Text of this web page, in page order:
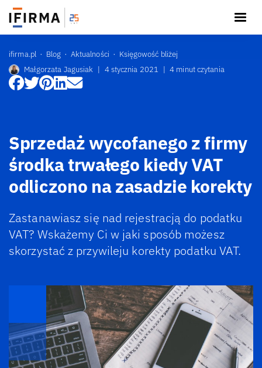
ifirma.pl Blog Aktualności
Księgowość bliżej
Małgorzata Jagusiak | 4 stycznia 2021 | 4 minut czytania
Sprzedaż wycofanego z firmy
środka trwałego kiedy VAT
odliczono na zasadzie korekty
Zastanawiasz się nad rejestracją do podatku
VAT? Wskażemy Ci w jaki sposób możesz
skorzystać z przywileju korekty podatku VAT.